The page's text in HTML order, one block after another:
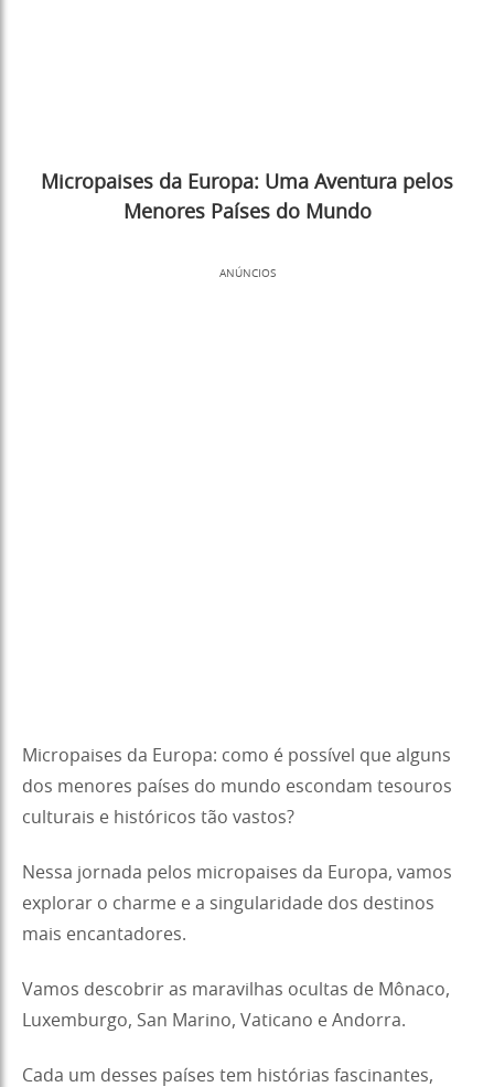
Micropaises da Europa: Uma Aventura pelos
Menores Países do Mundo
ANÚNCIOS
Micropaises da Europa: como é possível que alguns
dos menores países do mundo escondam tesouros
culturais e históricos tão vastos?
Nessa jornada pelos micropaises da Europa, vamos
explorar o charme e a singularidade dos destinos
mais encantadores.
Vamos descobrir as maravilhas ocultas de Mônaco,
Luxemburgo, San Marino, Vaticano e Andorra.
Cada um desses países tem histórias fascinantes,